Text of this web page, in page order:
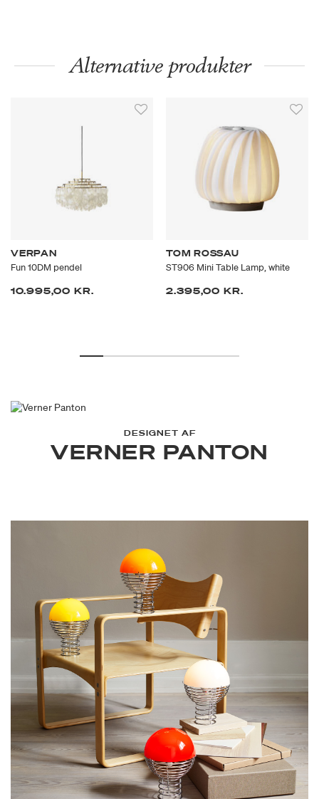
Alternative produkter
VERPAN
Fun 10DM pendel
10.995,00 KR.
TOM ROSSAU
ST906 Mini Table Lamp, white
2.395,00 KR.
DESIGNET AF
VERNER PANTON